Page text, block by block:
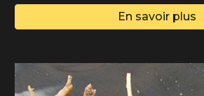
En savoir plus